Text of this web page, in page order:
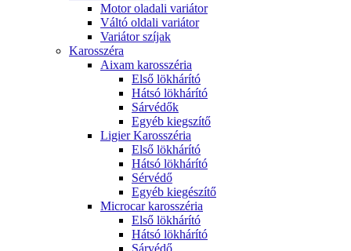
Motor oladali variátor
Váltó oldali variátor
Variátor szíjak
Karosszéra
Aixam karosszéria
Első lökhárító
Hátsó lökhárító
Sárvédők
Egyéb kiegszítő
Ligier Karosszéria
Első lökhárító
Hátsó lökhárító
Sérvédő
Egyéb kiegészítő
Microcar karosszéria
Első lökhárító
Hátsó lökhárító
Sárvédő